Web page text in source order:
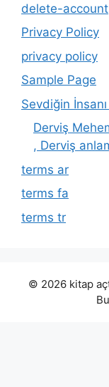
delete-account
Privacy Policy
privacy policy
Sample Page
Sevdiğin
Derviş
, Derviş
terms ar
terms fa
terms tr
© 2026 kitap